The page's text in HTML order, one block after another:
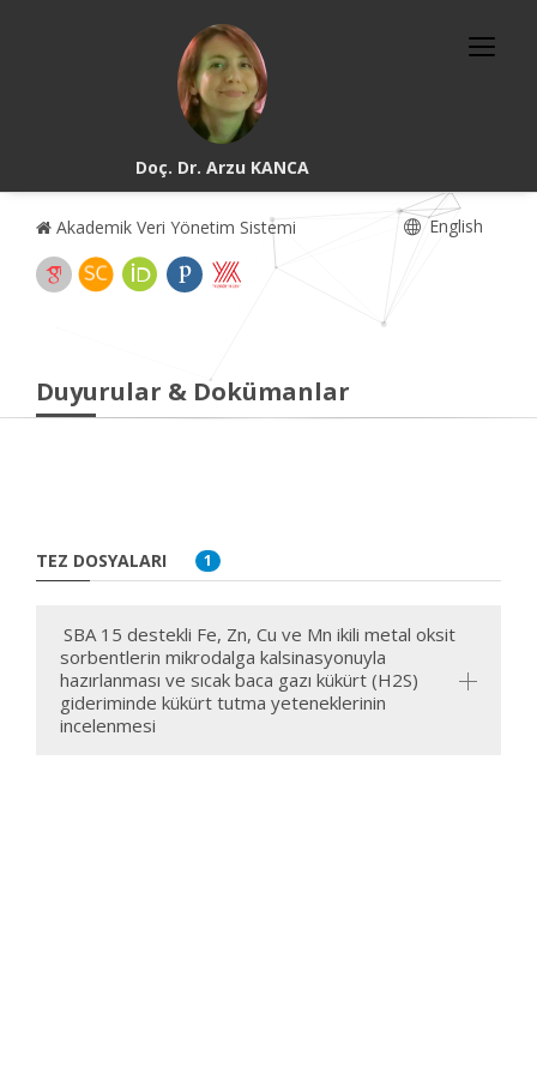
Doç. Dr. Arzu KANCA
Akademik Veri Yönetim Sistemi English
Duyurular & Dokümanlar
TEZ DOSYALARI 1
SBA 15 destekli Fe, Zn, Cu ve Mn ikili metal oksit
sorbentlerin mikrodalga kalsinasyonuyla
hazırlanması ve sıcak baca gazı kükürt (H2S)
gideriminde kükürt tutma yeteneklerinin
incelenmesi